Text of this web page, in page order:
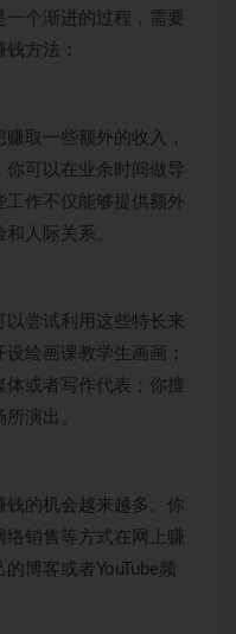
个渐进的过程，需要
方法：
取一些额外的收入，
你可以在业余时间做导
工作不仅能够提供额外
人际关系。
以尝试利用这些特长来
绘画课教学生画画；
或者写作代表；你擅
演出。
钱的机会越来越多。你
络销售等方式在网上赚
博客或者YouTube频